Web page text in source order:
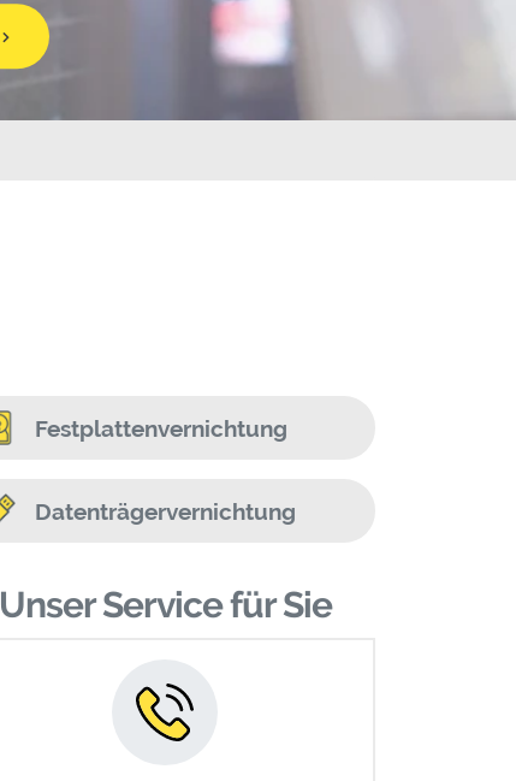
Festplattenvernichtung
Datenträgervernichtung
Unser Service für Sie